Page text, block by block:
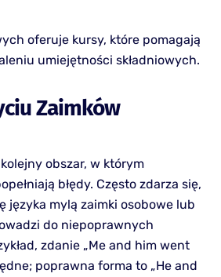
oferuje kursy, które pomagają
umiejętności składniowych.
Zaimków
obszar, w którym
błędy. Często zdarza się,
języka mylą zaimki osobowe lub
do niepoprawnych
zdanie „Me and him went
poprawna forma to „He and